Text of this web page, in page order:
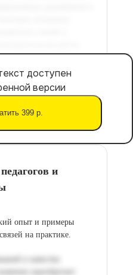
доступен
версии
399 р.
и
опыт и примеры
на практике.